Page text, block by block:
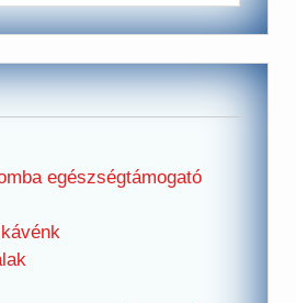
egészségtámogató